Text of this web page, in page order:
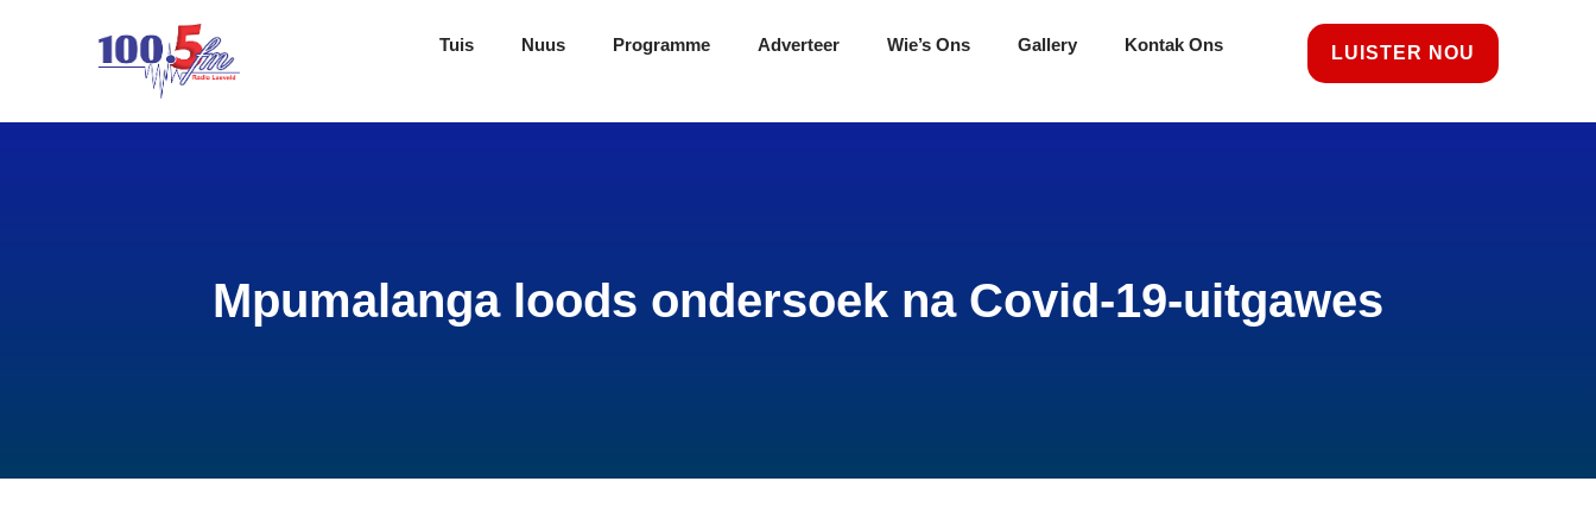
Tuis Nuus Programme Adverteer Wie’s Ons Gallery Kontak Ons LUISTER NOU
Mpumalanga loods ondersoek na Covid-19-uitgawes